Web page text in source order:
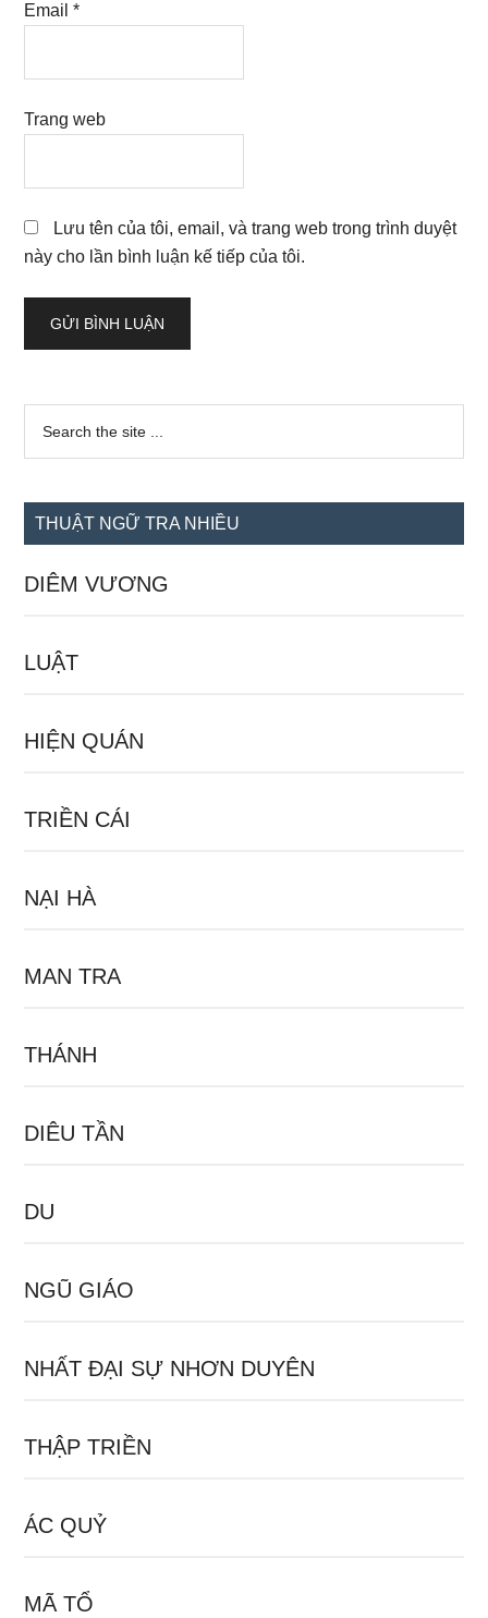
Email*
Trang web
Lưu tên của tôi, email, và trang web trong trình duyệt
này cho lần bình luận kế tiếp của tôi.
Sidebar
chính
...
THUẬT NGỮ TRA NHIỀU
DIÊM VƯƠNG
LUẬT
HIỆN QUÁN
TRIỀN CÁI
NẠI HÀ
MAN TRA
THÁNH
DIÊU TẦN
DU
NGŨ GIÁO
NHẤT ĐẠI SỰ NHƠN DUYÊN
THẬP TRIỀN
ÁC QUỶ
MÃ TỔ